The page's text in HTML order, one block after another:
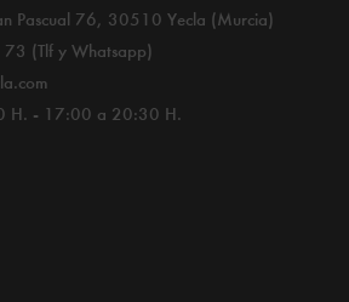
Pascual 76, 30510 Yecla (Murcia)
(Tlf y Whatsapp)
H. - 17:00 a 20:30 H.